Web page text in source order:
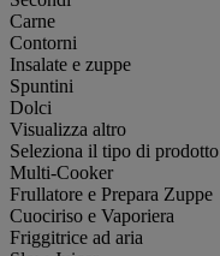
Carne
Contorni
Insalate e zuppe
Spuntini
Dolci
Visualizza altro
Seleziona il tipo di prodotto
Multi-Cooker
Frullatore e Prepara Zuppe
Cuociriso e Vaporiera
Friggitrice ad aria